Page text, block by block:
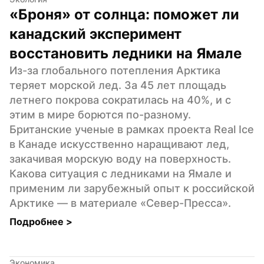
«Броня» от солнца: поможет ли
канадский эксперимент
восстановить ледники на Ямале
Из-за глобального потепления Арктика
теряет морской лед. За 45 лет площадь
летнего покрова сократилась на 40%, и с
этим в мире борются по-разному.
Британские ученые в рамках проекта Real Ice
в Канаде искусственно наращивают лед,
закачивая морскую воду на поверхность.
Какова ситуация с ледниками на Ямале и
применим ли зарубежный опыт к российской
Арктике — в материале «Север-Пресса».
Подробнее >